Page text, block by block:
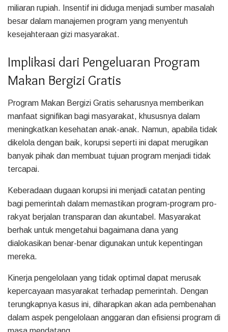
miliaran rupiah. Insentif ini diduga menjadi sumber masalah
besar dalam manajemen program yang menyentuh
kesejahteraan gizi masyarakat.
Implikasi dari Pengeluaran Program
Makan Bergizi Gratis
Program Makan Bergizi Gratis seharusnya memberikan
manfaat signifikan bagi masyarakat, khususnya dalam
meningkatkan kesehatan anak-anak. Namun, apabila tidak
dikelola dengan baik, korupsi seperti ini dapat merugikan
banyak pihak dan membuat tujuan program menjadi tidak
tercapai.
Keberadaan dugaan korupsi ini menjadi catatan penting
bagi pemerintah dalam memastikan program-program pro-
rakyat berjalan transparan dan akuntabel. Masyarakat
berhak untuk mengetahui bagaimana dana yang
dialokasikan benar-benar digunakan untuk kepentingan
mereka.
Kinerja pengelolaan yang tidak optimal dapat merusak
kepercayaan masyarakat terhadap pemerintah. Dengan
terungkapnya kasus ini, diharapkan akan ada pembenahan
dalam aspek pengelolaan anggaran dan efisiensi program di